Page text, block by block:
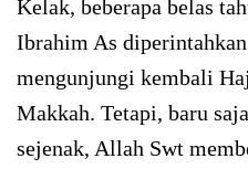
Kelak, beberapa belas
Ibrahim As
mengunjungi kembali
Makkah. Tetapi, baru
sejenak, Allah Swt